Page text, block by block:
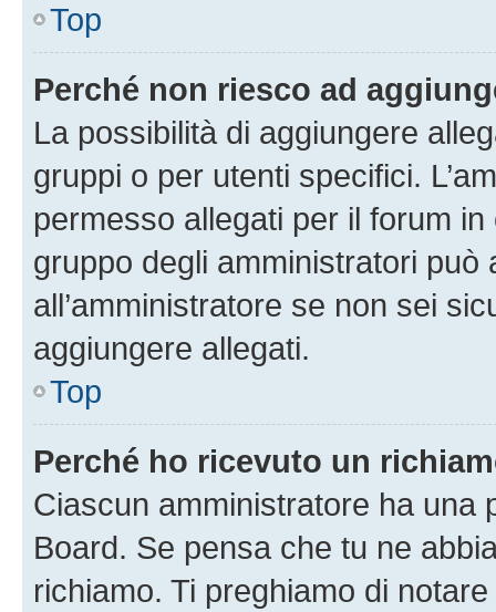
Top
Perché non riesco ad
La possibilità di aggiungere
gruppi o per utenti specifici.
permesso allegati per il forum
gruppo degli amministratori può
all’amministratore se non sei
aggiungere allegati.
Top
Perché ho ricevuto un
Ciascun amministratore ha una
Board. Se pensa che tu ne
richiamo. Ti preghiamo di